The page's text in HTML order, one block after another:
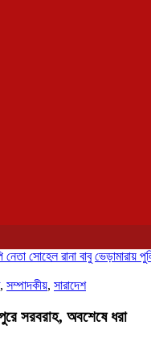
রানা বাবু ভেড়ামারায় পুলিশের
, সম্পাদকীয়, সারাদেশ
সরবরাহ, অবশেষে ধরা